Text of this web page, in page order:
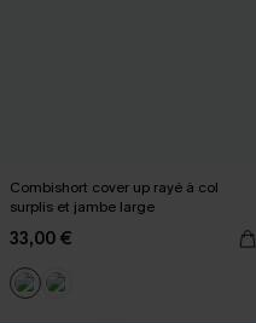
Combishort cover up rayé à col
surplis et jambe large
33,00 €